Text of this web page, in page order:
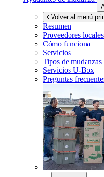
Volver al menú
Resumen
Proveedores locales
Cómo funciona
Servicios
Tipos de mudanzas
Servicios U-Box
Preguntas